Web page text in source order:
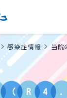
>感染症情報 > 当院
（ R 4 .